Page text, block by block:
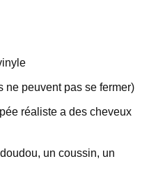
ne peuvent pas se fermer)
réaliste a des cheveux
un coussin, un